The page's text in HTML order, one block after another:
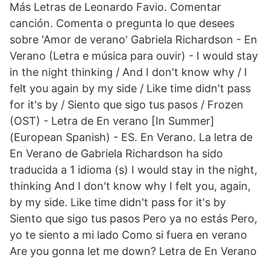
Más Letras de Leonardo Favio. Comentar
canción. Comenta o pregunta lo que desees
sobre 'Amor de verano' Gabriela Richardson - En
Verano (Letra e música para ouvir) - I would stay
in the night thinking / And I don't know why / I
felt you again by my side / Like time didn't pass
for it's by / Siento que sigo tus pasos / Frozen
(OST) - Letra de En verano [In Summer]
(European Spanish) - ES. En Verano. La letra de
En Verano de Gabriela Richardson ha sido
traducida a 1 idioma (s) I would stay in the night,
thinking And I don't know why I felt you, again,
by my side. Like time didn't pass for it's by
Siento que sigo tus pasos Pero ya no estás Pero,
yo te siento a mi lado Como si fuera en verano
Are you gonna let me down? Letra de En Verano